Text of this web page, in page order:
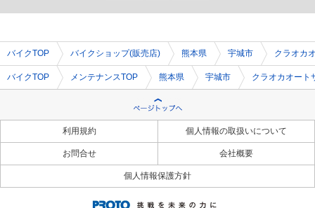
バイクTOP バイクショップ(販売店) 熊本県 宇城市 クラオカ
バイクTOP メンテナンスTOP 熊本県 宇城市 クラオカオート
利用規約 個人情報の取扱いについて
お問合せ 会社概要
個人情報保護方針